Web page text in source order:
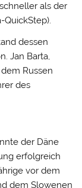
als der
QuickStep).
dessen
Jan Barta,
Russen
des
der Däne
erfolgreich
vor dem
dem Slowenen